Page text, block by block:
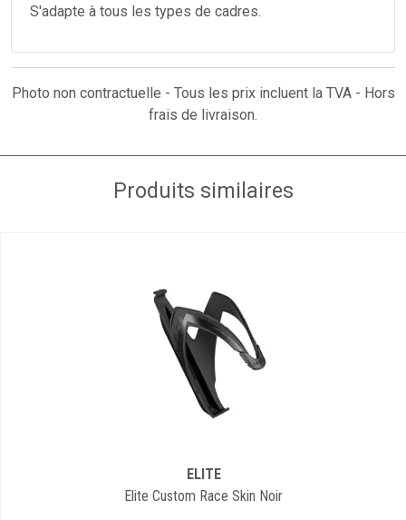
S'adapte à tous les types de cadres.
Photo non contractuelle - Tous les prix incluent la TVA - Hors
frais de livraison.
Produits similaires
ELITE
Elite Custom Race Skin Noir